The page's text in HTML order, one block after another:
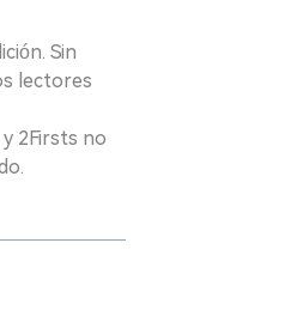
Sin
lectores
2Firsts no